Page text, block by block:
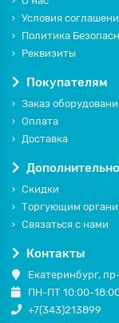
Условия
Политика
Реквизиты
Покупателям
Заказ
Оплата
Доставка
Дополнительно
Скидки
Торгующим
Связаться с нами
Контакты
Екатеринбург,
ПН-ПТ 10:00-
+7(343)213899